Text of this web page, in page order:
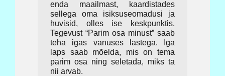
enda maailmast, kaardistades
sellega oma isiksuseomadusi ja
huvisid, olles ise keskpunktis.
Tegevust “Parim osa minust” saab
teha igas vanuses lastega. Iga
laps saab mõelda, mis on tema
parim osa ning seletada, miks ta
nii arvab.